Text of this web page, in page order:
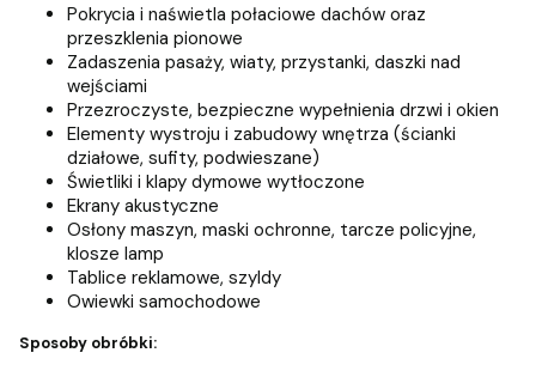
Pokrycia i naświetla połaciowe dachów oraz
przeszklenia pionowe
Zadaszenia pasaży, wiaty, przystanki, daszki nad
wejściami
Przezroczyste, bezpieczne wypełnienia drzwi i okien
Elementy wystroju i zabudowy wnętrza (ścianki
działowe, sufity, podwieszane)
Świetliki i klapy dymowe wytłoczone
Ekrany akustyczne
Osłony maszyn, maski ochronne, tarcze policyjne,
klosze lamp
Tablice reklamowe, szyldy
Owiewki samochodowe
Sposoby obróbki: